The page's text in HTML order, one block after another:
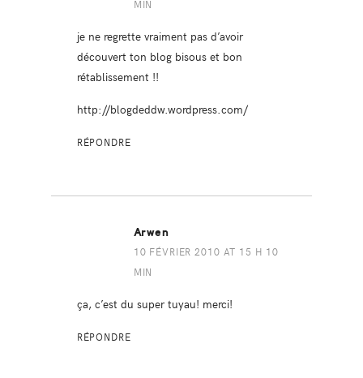
MIN
je ne regrette vraiment pas d’avoir
découvert ton blog bisous et bon
rétablissement !!
http://blogdeddw.wordpress.com/
RÉPONDRE
Arwen
10 FÉVRIER 2010 AT 15 H 10
MIN
ça, c’est du super tuyau! merci!
RÉPONDRE